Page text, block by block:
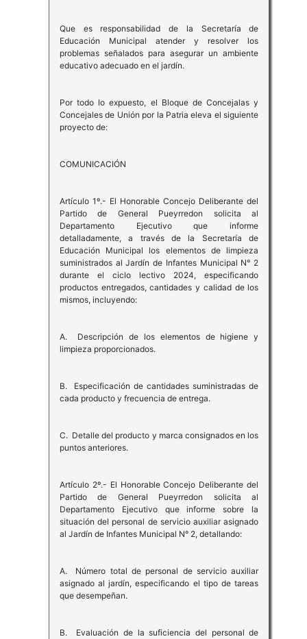
Que es responsabilidad de la Secretaría de
Educación Municipal atender y resolver los
problemas señalados para asegurar un ambiente
educativo adecuado en el jardín.
Por todo lo expuesto, el Bloque de Concejalas y
Concejales de Unión por la Patria eleva el siguiente
proyecto de:
COMUNICACIÓN
Artículo 1º.- El Honorable Concejo Deliberante del
Partido de General Pueyrredon solicita al
Departamento Ejecutivo que informe
detalladamente, a través de la Secretaría de
Educación Municipal los elementos de limpieza
suministrados al Jardín de Infantes Municipal N° 2
durante el ciclo lectivo 2024, especificando
productos entregados, cantidades y calidad de los
mismos, incluyendo:
A. Descripción de los elementos de higiene y
limpieza proporcionados.
B. Especificación de cantidades suministradas de
cada producto y frecuencia de entrega.
C. Detalle del producto y marca consignados en los
puntos anteriores.
Artículo 2º.- El Honorable Concejo Deliberante del
Partido de General Pueyrredon solicita al
Departamento Ejecutivo que informe sobre la
situación del personal de servicio auxiliar asignado
al Jardín de Infantes Municipal N° 2, detallando:
A. Número total de personal de servicio auxiliar
asignado al jardín, especificando el tipo de tareas
que desempeñan.
B. Evaluación de la suficiencia del personal de